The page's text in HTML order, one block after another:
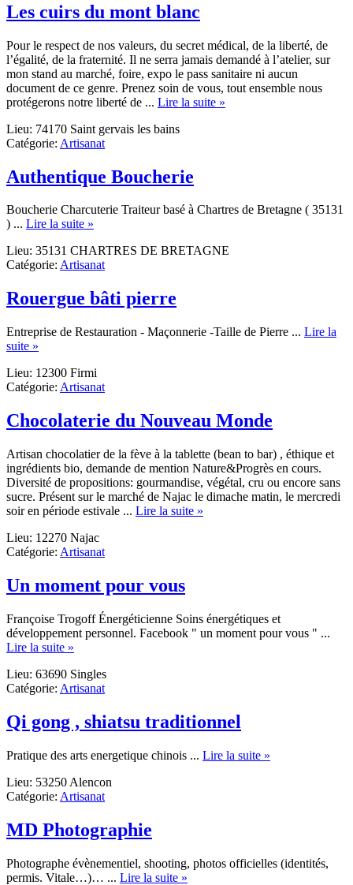
Les cuirs du mont blanc
Pour le respect de nos valeurs, du secret médical, de la liberté, de
l’égalité, de la fraternité. Il ne serra jamais demandé à l’atelier, sur
mon stand au marché, foire, expo le pass sanitaire ni aucun
document de ce genre. Prenez soin de vous, tout ensemble nous
protégerons notre liberté de ... Lire la suite »
Lieu: 74170 Saint gervais les bains
Catégorie: Artisanat
Authentique Boucherie
Boucherie Charcuterie Traiteur basé à Chartres de Bretagne ( 35131
) ... Lire la suite »
Boucherie
Lieu: 35131 CHARTRES DE BRETAGNE
Catégorie: Artisanat
Rouergue bâti pierre
Entreprise de Restauration - Maçonnerie -Taille de Pierre ... Lire la
suite »
bâti
pierre
Lieu: 12300 Firmi
Catégorie: Artisanat
Chocolaterie du Nouveau Monde
Artisan chocolatier de la fève à la tablette (bean to bar) , éthique et
ingrédients bio, demande de mention Nature&Progrès en cours.
Diversité de propositions: gourmandise, végétal, cru ou encore sans
sucre. Présent sur le marché de Najac le dimache matin, le mercredi
soir en période estivale ... Lire la suite »
Lieu: 12270 Najac
Catégorie: Artisanat
Un moment pour vous
Françoise Trogoff Énergéticienne Soins énergétiques et
développement personnel. Facebook " un moment pour vous " ...
Lire la suite »
moment
pour
Lieu: 63690 Singles
Catégorie: Artisanat
Qi gong , shiatsu traditionnel
Pratique des arts energetique chinois ... Lire la suite »
Lieu: 53250 Alencon
Catégorie: Artisanat
MD Photographie
Photographe évènementiel, shooting, photos officielles (identités,
permis. Vitale…)… ... Lire la suite »